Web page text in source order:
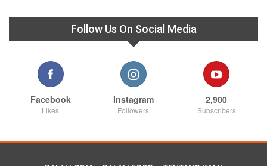
Follow Us On Social Media
Facebook
Likes
Instagram
Followers
2,900
Subscribers